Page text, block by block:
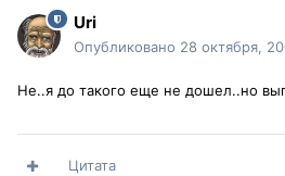
Uri
Опубликовано 28 октября,
Не..я до такого еще не дошел..но
Цитата